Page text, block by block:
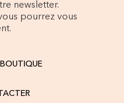
newsletter.
pourrez vous